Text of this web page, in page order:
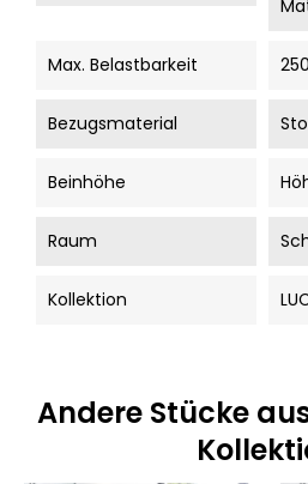
Max. Belastbarkeit 250
Bezugsmaterial
Beinhöhe
Raum
Kollektion
Andere Stücke